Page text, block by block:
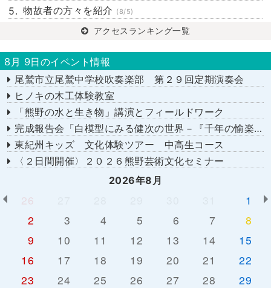
物故者の方々を紹介 (8/5)
アクセスランキング一覧
8月 9日のイベント情報
尾鷲市立尾鷲中学校吹奏楽部 第２９回定期演奏会
ヒノキの木工体験教室
「熊野の水と生き物」講演とフィールドワーク
完成報告会「白模型にみる健次の世界－『千年の愉楽』『奇蹟』より－」
東紀州キッズ 文化体験ツアー 中高生コース
〈２日間開催〉２０２６熊野芸術文化セミナー
2026年8月
26
1
2
3 4 5 6 7
8
9
10 11 12 13 14
15
16
17 18 19 20 21
22
23
24 25 26 27 28
29